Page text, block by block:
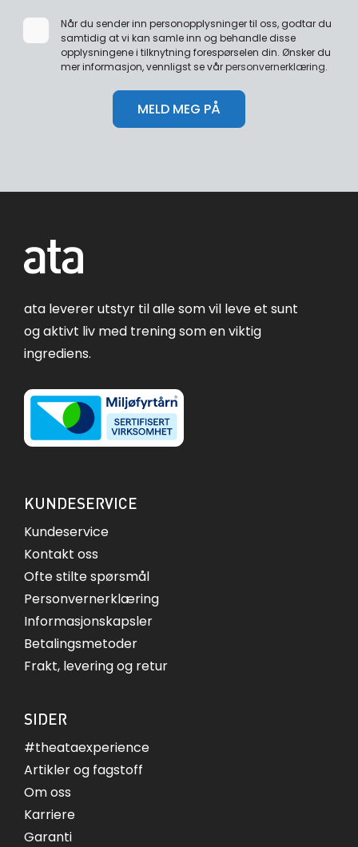
Når du sender inn personopplysninger til oss, godtar du
samtidig at vi kan samle inn og behandle disse
opplysningene i tilknytning forespørselen din. Ønsker du
mer informasjon, vennligst se vårpersonvernerklæring.
ata leverer utstyr til alle som vil leve et sunt
og aktivt liv med trening som en viktig
ingrediens.
KUNDESERVICE
Kundeservice
Kontakt oss
Ofte stilte spørsmål
Personvernerklæring
Informasjonskapsler
Betalingsmetoder
Frakt, levering og retur
SIDER
#theataexperience
Artikler og fagstoff
Om oss
Karriere
Garanti